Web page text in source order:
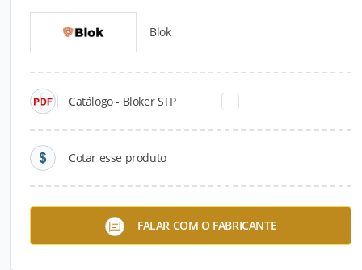
Blok
Catálogo - Bloker STP
Cotar esse produto
FALAR COM O FABRICANTE
Catálogos para Download